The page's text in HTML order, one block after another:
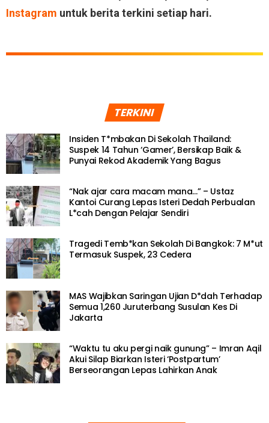
Instagram untuk berita terkini setiap hari.
TERKINI
Insiden T*mbakan Di Sekolah Thailand:
Suspek 14 Tahun ‘Gamer’, Bersikap Baik &
Punyai Rekod Akademik Yang Bagus
“Nak ajar cara macam mana…” – Ustaz
Kantoi Curang Lepas Isteri Dedah Perbualan
L*cah Dengan Pelajar Sendiri
Tragedi Temb*kan Sekolah Di Bangkok: 7 M*ut
Termasuk Suspek, 23 Cedera
MAS Wajibkan Saringan Ujian D*dah Terhadap
Semua 1,260 Juruterbang Susulan Kes Di
Jakarta
“Waktu tu aku pergi naik gunung” – Imran Aqil
Akui Silap Biarkan Isteri ‘Postpartum’
Berseorangan Lepas Lahirkan Anak